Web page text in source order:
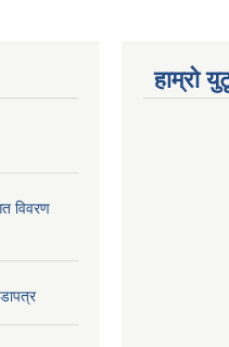
विवरण
हाम्राे